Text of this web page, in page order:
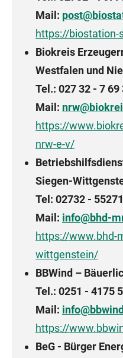
Mail:
https://biostation-
Biokreis
Westfalen und
Tel.: 027 32 - 7 69
Mail:
https://
nrw-e-v/
Siegen-
Tel: 02732 -
Mail: info@bhd-
https://www.bhd-
wittgenstein/
BBWind –
Tel.: 0251 - 4175
Mail:
https://
BeG - Bürger